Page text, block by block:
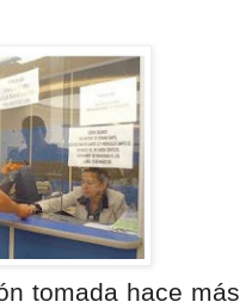
tomada hace más